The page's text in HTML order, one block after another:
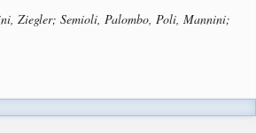
Ziegler; Semioli, Palombo, Poli, Mannini;